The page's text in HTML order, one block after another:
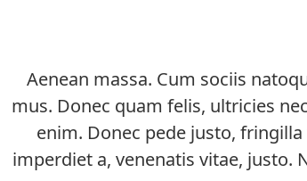
Aenean massa. Cum sociis
mus. Donec quam felis, ultricies
enim. Donec pede justo,
imperdiet a, venenatis vitae, justo.